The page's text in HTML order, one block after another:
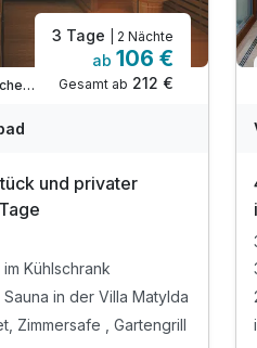
Marienbad, Westböhmisches Bäderdreieck
3 Tage | 2 Nächte
ab 106 €
Gesamt ab 212 €
und privater
Kühlschrank
in der Villa Matylda
Zimmersafe , Gartengrill